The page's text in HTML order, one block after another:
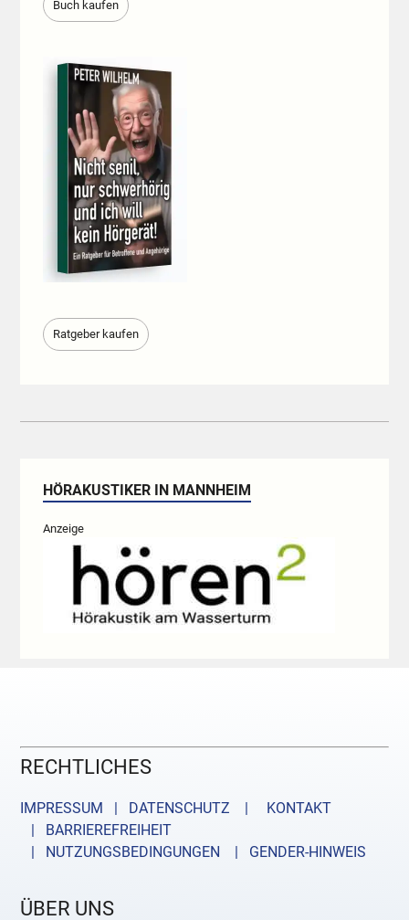
Buch kaufen
Ratgeber kaufen
HÖRAKUSTIKER IN MANNHEIM
Anzeige
RECHTLICHES
IMPRESSUM | DATENSCHUTZ |
KONTAKT
| BARRIEREFREIHEIT
| NUTZUNGSBEDINGUNGEN
| GENDER-HINWEIS
ÜBER UNS